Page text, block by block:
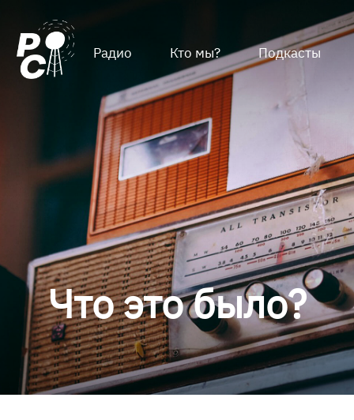
Радио Кто мы? Подкасты
Что это было?